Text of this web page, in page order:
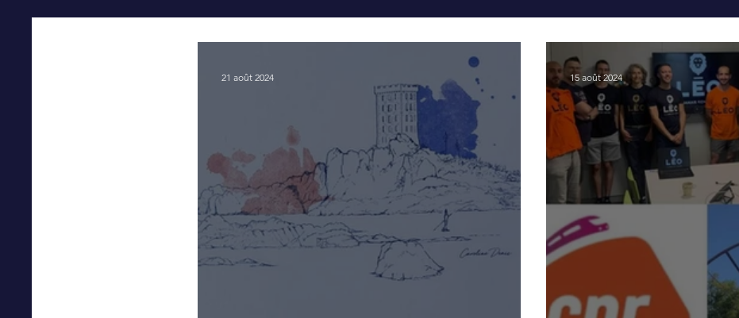
21 août 2024 15 août 2024